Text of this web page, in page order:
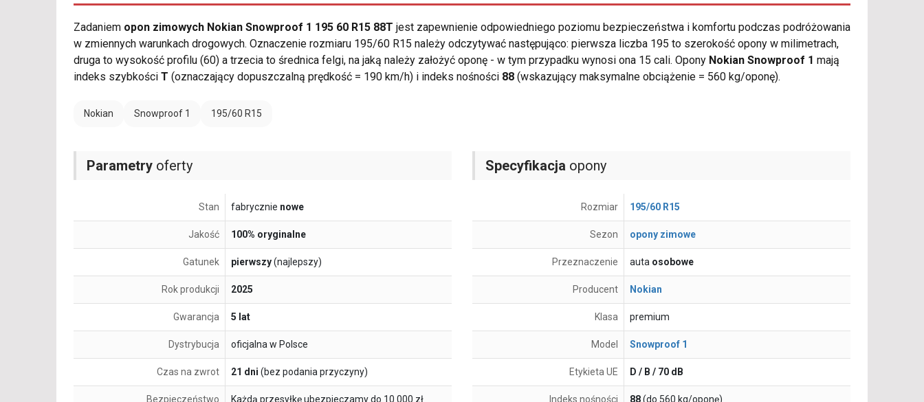
Zadaniem opon zimowych Nokian Snowproof 1 195 60 R15 88T jest zapewnienie odpowiedniego poziomu bezpieczeństwa i komfortu podczas podróżowania
w zmiennych warunkach drogowych. Oznaczenie rozmiaru 195/60 R15 należy odczytywać następująco: pierwsza liczba 195 to szerokość opony w milimetrach,
druga to wysokość profilu (60) a trzecia to średnica felgi, na jaką należy założyć oponę - w tym przypadku wynosi ona 15 cali. Opony Nokian Snowproof 1 mają
indeks szybkości T (oznaczający dopuszczalną prędkość = 190 km/h) i indeks nośności 88 (wskazujący maksymalne obciążenie = 560 kg/oponę).
Nokian Snowproof 1 195/60 R15
Parametry oferty
Stan fabrycznie nowe
Jakość 100% oryginalne
Gatunek pierwszy(najlepszy)
Rok produkcji 2025
Gwarancja 5 lat
Dystrybucja oficjalna w Polsce
Czas na zwrot 21 dni (bez podania przyczyny)
Bezpieczeństwo Każdą przesyłkę ubezpieczamy do 10 000 zł
Specyfikacja opony
Rozmiar 195/60 R15
Sezon opony zimowe
Przeznaczenie auta osobowe
Producent Nokian
Klasa premium
Model Snowproof 1
Etykieta UE D / B / 70 dB
Indeks nośności 88(do 560 kg/oponę)